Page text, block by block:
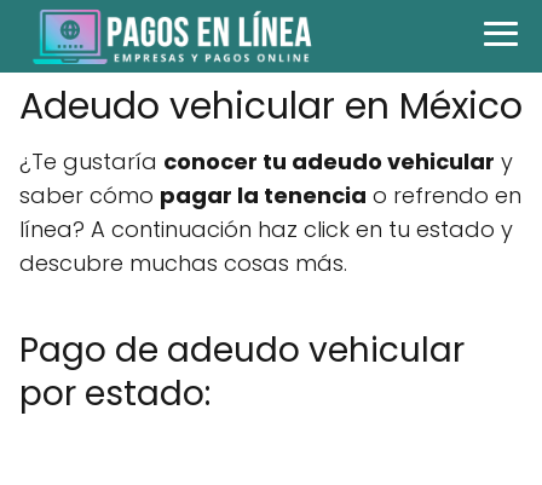
Adeudo vehicular en México
¿Te gustaría conocer tu adeudo vehicular y
saber cómo pagar la tenencia o refrendo en
línea? A continuación haz click en tu estado y
descubre muchas cosas más.
Pago de adeudo vehicular
por estado: